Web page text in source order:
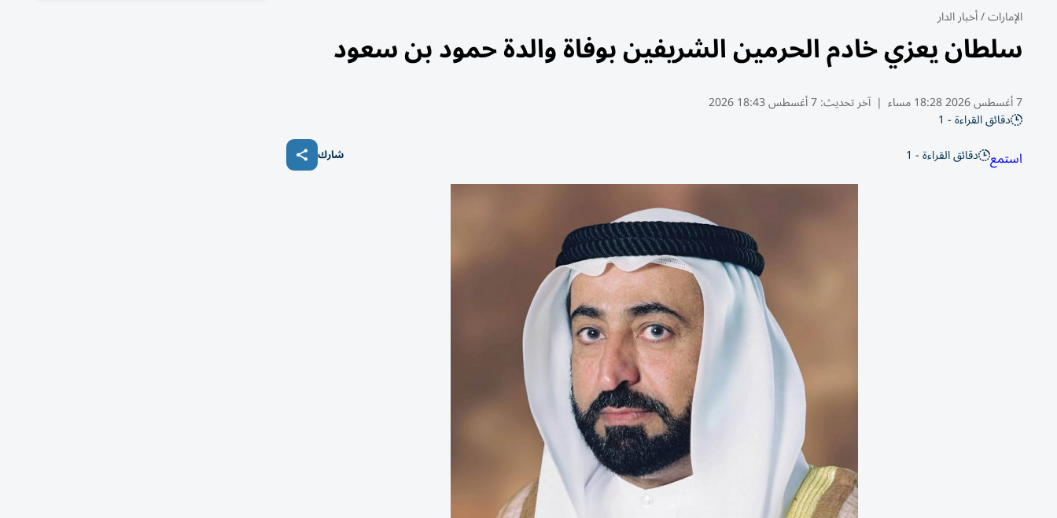
الإمارات/أخبار الدار
سلطان يعزي خادم الحرمين الشريفين بوفاة والدة حمود بن سعود
7 أغسطس 2026 18:28 مساء | آخر تحديث:7 أغسطس 18:43 2026
دقائق القراءة - 1
استمع دقائق القراءة - 1 شارك